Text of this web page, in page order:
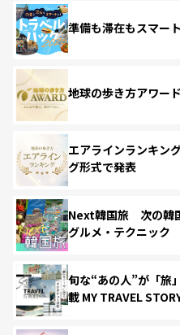
準備も滞在もスマー
地球の歩き方アワー
エアラインランキン
グ形式で発表
Next韓国旅 次の韓
グルメ・テクニック
旬な“あの人”が「旅
載 MY TRAVEL